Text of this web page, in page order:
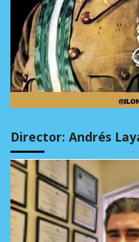
Director: Andrés